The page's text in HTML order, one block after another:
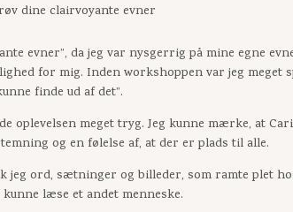
evner”, da jeg var nysgerrig på mine egne
for mig. Inden workshoppen var jeg meget
finde ud af det”.
oplevelsen meget tryg. Jeg kunne mærke, at
og en følelse af, at der er plads til alle.
jeg ord, sætninger og billeder, som ramte plet
kunne læse et andet menneske.